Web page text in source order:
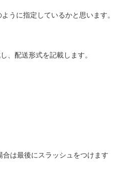
うに指定しているかと思います。
、配送形式を記載します。
は最後にスラッシュをつけます